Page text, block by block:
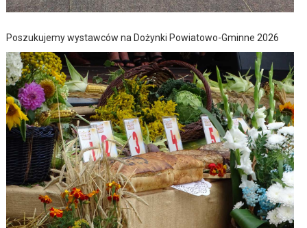
Poszukujemy wystawców na Dożynki Powiatowo-Gminne 2026